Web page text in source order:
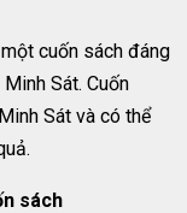
cuốn sách đáng
Sát. Cuốn
Sát và có thể
sách